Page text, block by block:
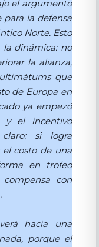
el argumento
para la defensa
Norte. Esto
la dinámica: no
la alianza,
que
de Europa en
ya empezó
y el incentivo
si logra
el costo de una
en trofeo
con
hacia una
porque el